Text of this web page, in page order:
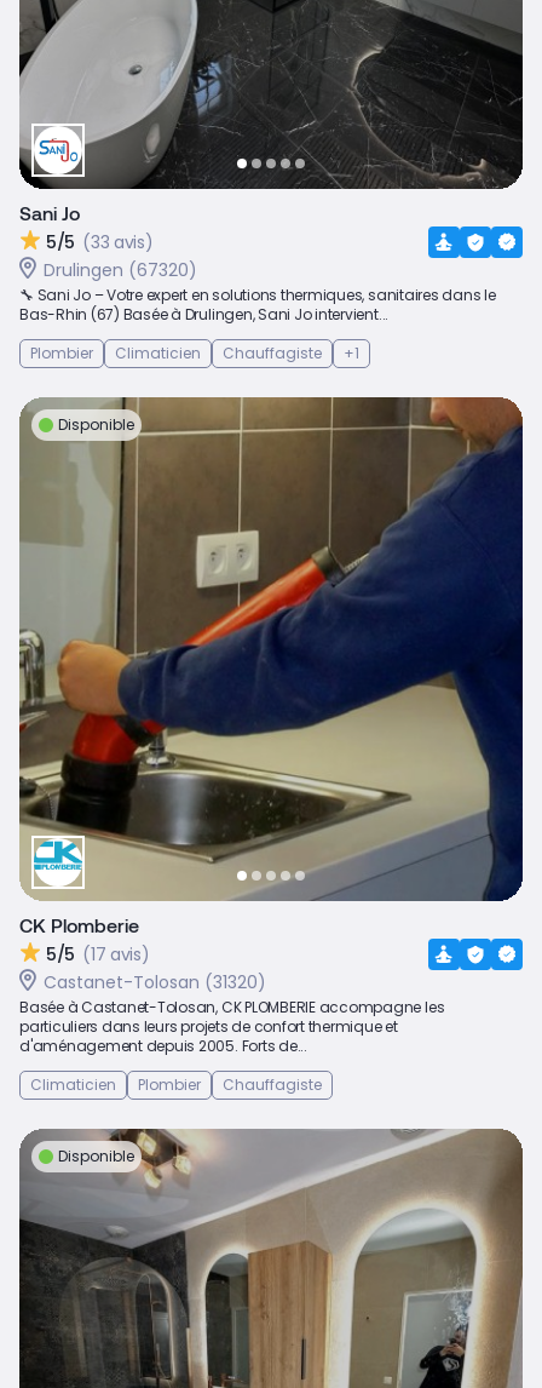
Sani Jo
5/5 (33 avis)
Drulingen (67320)
🔧 Sani Jo – Votre expert en solutions thermiques, sanitaires dans le
Bas-Rhin (67) Basée à Drulingen, Sani Jo intervient...
Plombier
Climaticien Chauffagiste +1
Disponible
CK Plomberie
5/5 (17 avis)
Castanet-Tolosan (31320)
Basée à Castanet-Tolosan, CK PLOMBERIE accompagne les
particuliers dans leurs projets de confort thermique et
d'aménagement depuis 2005. Forts de...
Climaticien
Plombier Chauffagiste
Disponible